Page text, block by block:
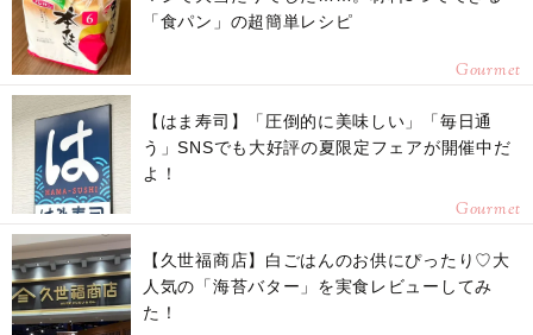
「食パン」の超簡単レシピ
Gourmet
【はま寿司】「圧倒的に美味しい」「毎日通
う」SNSでも大好評の夏限定フェアが開催中だ
よ！
Gourmet
【久世福商店】白ごはんのお供にぴったり♡大
人気の「海苔バター」を実食レビューしてみ
た！